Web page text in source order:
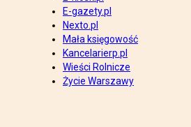
E-gazety.pl
Nexto.pl
Mała księgowość
Kancelarierp.pl
Wieści Rolnicze
Życie Warszawy